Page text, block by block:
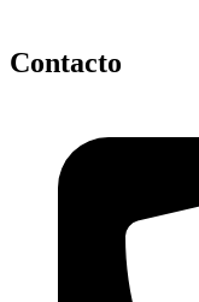
Contacto